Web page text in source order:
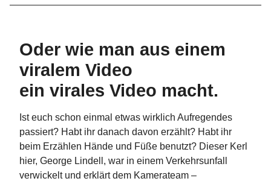
Oder wie man aus einem
viralem Video
ein virales Video macht.
Ist euch schon einmal etwas wirklich Aufregendes
passiert? Habt ihr danach davon erzählt? Habt ihr
beim Erzählen Hände und Füße benutzt? Dieser Kerl
hier, George Lindell, war in einem Verkehrsunfall
verwickelt und erklärt dem Kamerateam –